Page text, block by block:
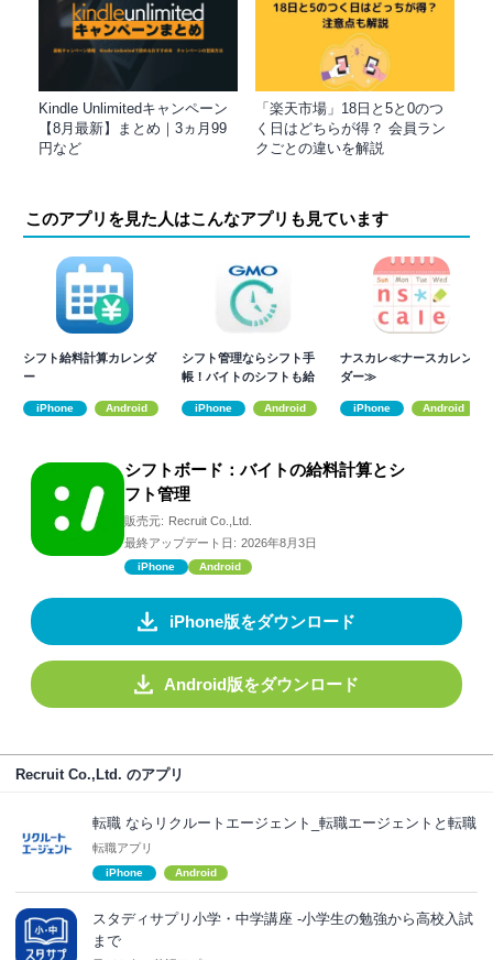
Kindle Unlimitedキャンペーン
【8月最新】まとめ｜3ヵ月99
円など
「楽天市場」18日と5と0のつ
く日はどちらが得？ 会員ラン
クごとの違いを解説
このアプリを見た人はこんなアプリも見ています
シフト給料計算カレンダ
ー
iPhone Android
シフト管理ならシフト手
帳！バイトのシフトも給
iPhone Android
ナスカレ≪ナースカレン
ダー≫
iPhone Android
シフトボード：バイトの給料計算とシ
フト管理
販売元: Recruit Co.,Ltd.
最終アップデート日: 2026年8月3日
iPhone Android
iPhone版をダウンロード
Android版をダウンロード
Recruit Co.,Ltd. のアプリ
転職 ならリクルートエージェント_転職エージェントと転職
転職アプリ
iPhone Android
スタディサプリ小学・中学講座 -小学生の勉強から高校入試
まで